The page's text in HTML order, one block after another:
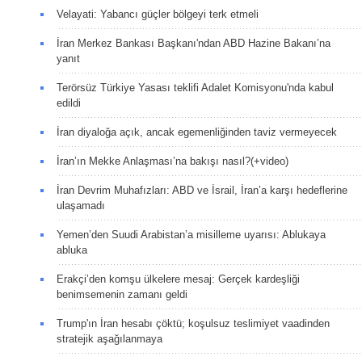
Velayati: Yabancı güçler bölgeyi terk etmeli
İran Merkez Bankası Başkanı'ndan ABD Hazine Bakanı’na
yanıt
Terörsüz Türkiye Yasası teklifi Adalet Komisyonu'nda kabul
edildi
İran diyaloğa açık, ancak egemenliğinden taviz vermeyecek
İran’ın Mekke Anlaşması’na bakışı nasıl?(+video)
İran Devrim Muhafızları: ABD ve İsrail, İran’a karşı hedeflerine
ulaşamadı
Yemen’den Suudi Arabistan’a misilleme uyarısı: Ablukaya
abluka
Erakçi’den komşu ülkelere mesaj: Gerçek kardeşliği
benimsemenin zamanı geldi
Trump'ın İran hesabı çöktü; koşulsuz teslimiyet vaadinden
stratejik aşağılanmaya